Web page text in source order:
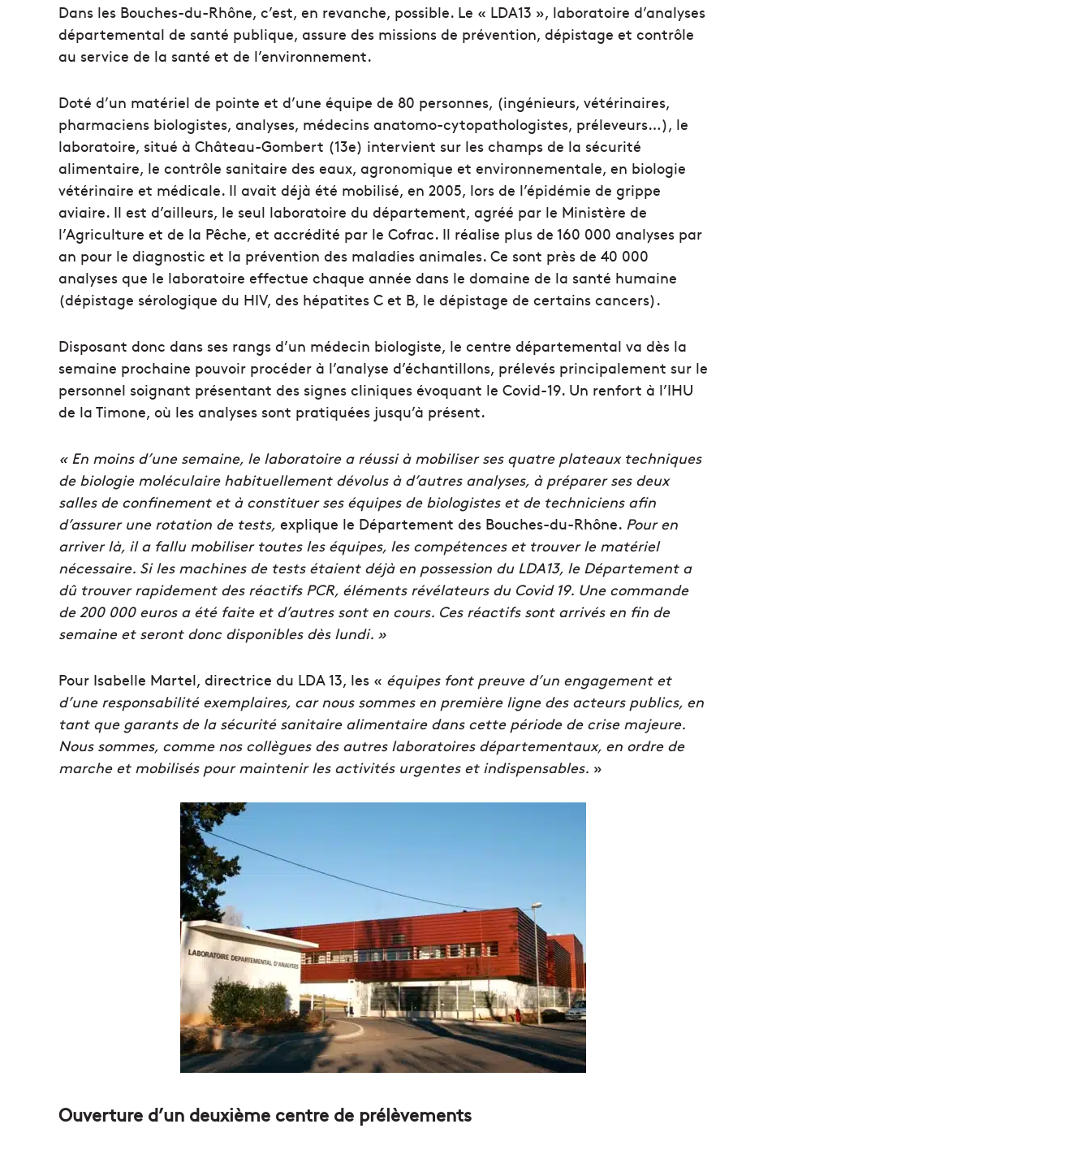
Dans les Bouches-du-Rhône, c’est, en revanche, possible. Le « LDA13 », laboratoire d’analyses
départemental de santé publique, assure des missions de prévention, dépistage et contrôle
au service de la santé et de l’environnement.
Doté d’un matériel de pointe et d’une équipe de 80 personnes, (ingénieurs, vétérinaires,
pharmaciens biologistes, analyses, médecins anatomo-cytopathologistes, préleveurs…), le
laboratoire, situé à Château-Gombert (13e) intervient sur les champs de la sécurité
alimentaire, le contrôle sanitaire des eaux, agronomique et environnementale, en biologie
vétérinaire et médicale. Il avait déjà été mobilisé, en 2005, lors de l’épidémie de grippe
aviaire. Il est d’ailleurs, le seul laboratoire du département, agréé par le Ministère de
l’Agriculture et de la Pêche, et accrédité par le Cofrac. Il réalise plus de 160 000 analyses par
an pour le diagnostic et la prévention des maladies animales. Ce sont près de 40 000
analyses que le laboratoire effectue chaque année dans le domaine de la santé humaine
(dépistage sérologique du HIV, des hépatites C et B, le dépistage de certains cancers).
Disposant donc dans ses rangs d’un médecin biologiste, le centre départemental va dès la
semaine prochaine pouvoir procéder à l’analyse d’échantillons, prélevés principalement sur le
personnel soignant présentant des signes cliniques évoquant le Covid-19. Un renfort à l’IHU
de la Timone, où les analyses sont pratiquées jusqu’à présent.
« En moins d’une semaine, le laboratoire a réussi à mobiliser ses quatre plateaux techniques
de biologie moléculaire habituellement dévolus à d’autres analyses, à préparer ses deux
salles de confinement et à constituer ses équipes de biologistes et de techniciens afin
d’assurer une rotation de tests, explique le Département des Bouches-du-Rhône. Pour en
arriver là, il a fallu mobiliser toutes les équipes, les compétences et trouver le matériel
nécessaire. Si les machines de tests étaient déjà en possession du LDA13, le Département a
dû trouver rapidement des réactifs PCR, éléments révélateurs du Covid 19. Une commande
de 200 000 euros a été faite et d’autres sont en cours. Ces réactifs sont arrivés en fin de
semaine et seront donc disponibles dès lundi. »
Pour Isabelle Martel, directrice du LDA 13, les « équipes font preuve d’un engagement et
d’une responsabilité exemplaires, car nous sommes en première ligne des acteurs publics, en
tant que garants de la sécurité sanitaire alimentaire dans cette période de crise majeure.
Nous sommes, comme nos collègues des autres laboratoires départementaux, en ordre de
marche et mobilisés pour maintenir les activités urgentes et indispensables. »
Ouverture d’un deuxième centre de prélèvements